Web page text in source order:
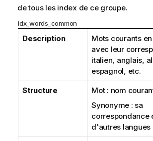
de tous les index de ce groupe.
idx_words_common
Description
Mots courants
avec leur
italien, anglais,
espagnol, etc.
Structure
Mot : nom
Synonyme : sa
correspondance
d'autres langues